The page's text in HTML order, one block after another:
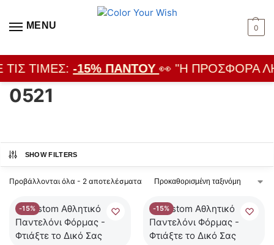
MENU 0
ΤΙΜΈΣ: -15% ΠΑΝΤΟΎ 👀 "Η ΠΡΟΣΦΟΡΆ
0521
SHOW FILTERS
Προβάλλονται όλα - 2 αποτελέσματα
-15% -15%